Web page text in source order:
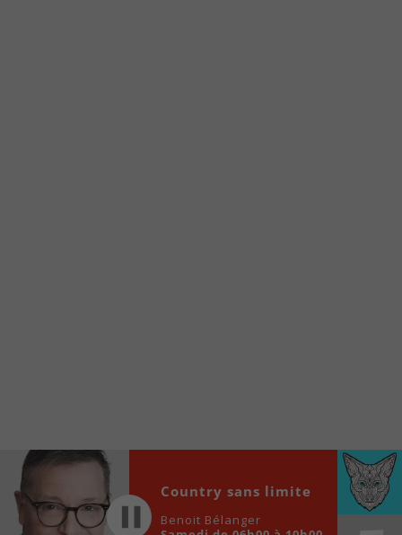
locale vous sont maintenant accessibles en un clic!
Player
00:00
Country sans limite
Benoit Bélanger